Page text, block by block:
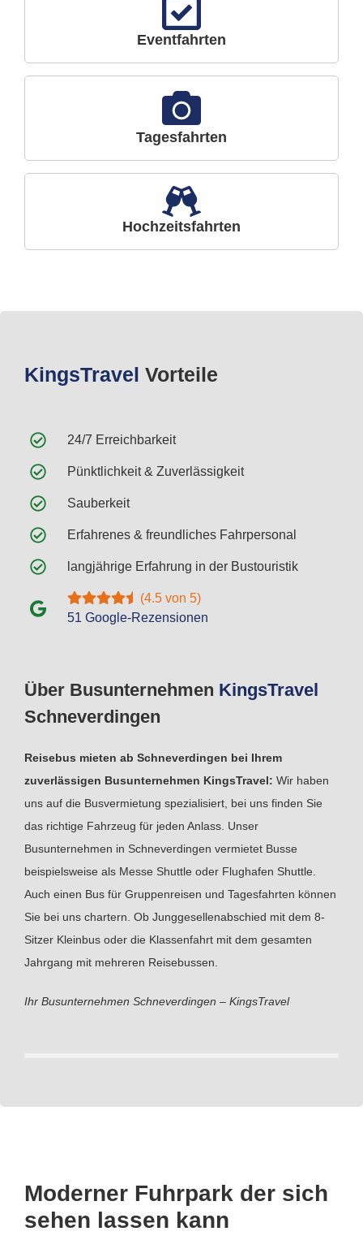
Eventfahrten
Tagesfahrten
Hochzeitsfahrten
Über Busunternehmen KingsTravel
Schneverdingen
Reisebus mieten ab Schneverdingen bei Ihrem
zuverlässigen Busunternehmen KingsTravel: Wir haben
uns auf die Busvermietung spezialisiert, bei uns finden Sie
das richtige Fahrzeug für jeden Anlass. Unser
Busunternehmen in Schneverdingen vermietet Busse
beispielsweise als Messe Shuttle oder Flughafen Shuttle.
Auch einen Bus für Gruppenreisen und Tagesfahrten können
Sie bei uns chartern. Ob Junggesellenabschied mit dem 8-
Sitzer Kleinbus oder die Klassenfahrt mit dem gesamten
Jahrgang mit mehreren Reisebussen.
Ihr Busunternehmen Schneverdingen – KingsTravel
KingsTravel Vorteile
24/7 Erreichbarkeit
Pünktlichkeit & Zuverlässigkeit
Sauberkeit
Erfahrenes & freundliches Fahrpersonal
langjährige Erfahrung in der Bustouristik
(4.5 von 5)
51 Google-Rezensionen
Moderner Fuhrpark der sich
sehen lassen kann